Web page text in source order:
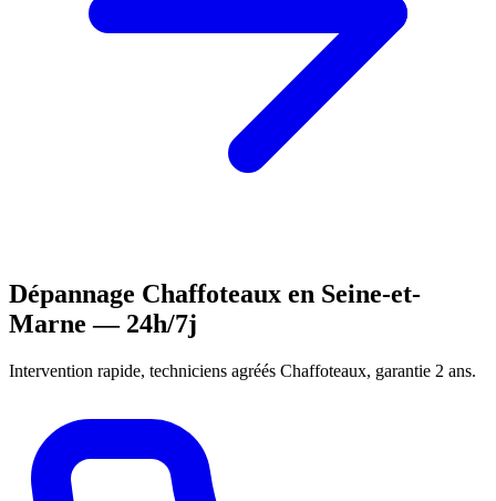
Dépannage Chaffoteaux en Seine-et-
Marne — 24h/7j
Intervention rapide, techniciens agréés Chaffoteaux, garantie 2 ans.